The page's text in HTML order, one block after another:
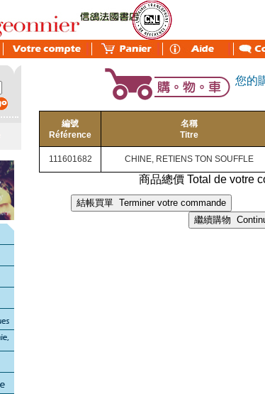
您的
編號
Référence
名稱
Titre
111601682 CHINE, RETIENS TON SOUFFLE
商品總價 Total de votre